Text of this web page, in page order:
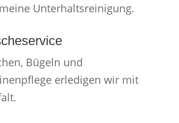
Unterhaltsreinigung.
Bügeln und
erledigen wir mit